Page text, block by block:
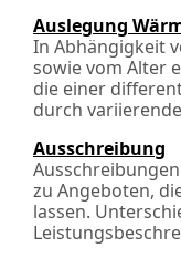
Auslegung
In Abhängigkeit
sowie vom Alter
die einer
durch
Ausschreibung
zu Angeboten,
lassen.